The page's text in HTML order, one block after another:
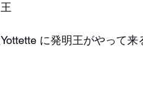
に発明王がやって来